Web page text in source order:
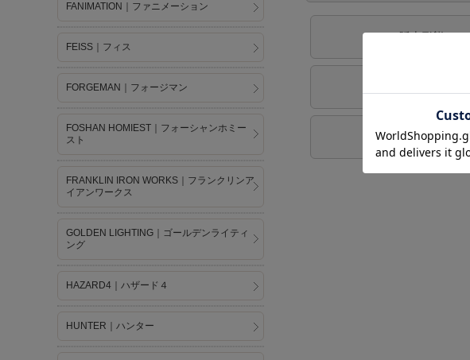
販売形態
商品保証
FANIMATION｜ファニメーション
FEISS｜フィス
FORGEMAN｜フォージマン
FOSHAN HOMIEST｜フォーシャンホミー
スト
FRANKLIN IRON WORKS｜フランクリンア
イアンワークス
GOLDEN LIGHTING｜ゴールデンライティ
ング
HAZARD4｜ハザード４
HUNTER｜ハンター